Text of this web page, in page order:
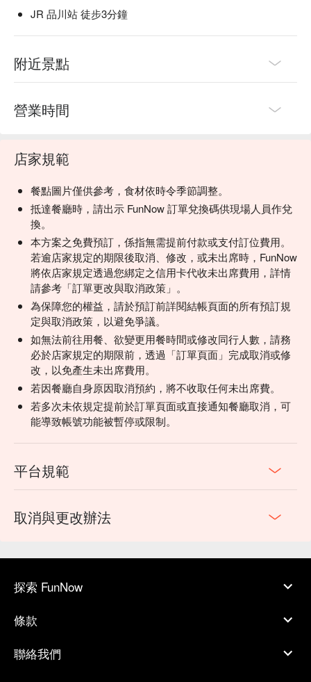
JR 品川站 徒步3分鐘
附近景點
營業時間
店家規範
餐點圖片僅供參考，食材依時令季節調整。
抵達餐廳時，請出示 FunNow 訂單兌換碼供現場人員作兌
換。
本方案之免費預訂，係指無需提前付款或支付訂位費用。
若逾店家規定的期限後取消、修改，或未出席時，FunNow
將依店家規定透過您綁定之信用卡代收未出席費用，詳情
請參考「訂單更改與取消政策」。
為保障您的權益，請於預訂前詳閱結帳頁面的所有預訂規
定與取消政策，以避免爭議。
如無法前往用餐、欲變更用餐時間或修改同行人數，請務
必於店家規定的期限前，透過「訂單頁面」完成取消或修
改，以免產生未出席費用。
若因餐廳自身原因取消預約，將不收取任何未出席費。
若多次未依規定提前於訂單頁面或直接通知餐廳取消，可
能導致帳號功能被暫停或限制。
平台規範
取消與更改辦法
探索 FunNow
條款
聯絡我們